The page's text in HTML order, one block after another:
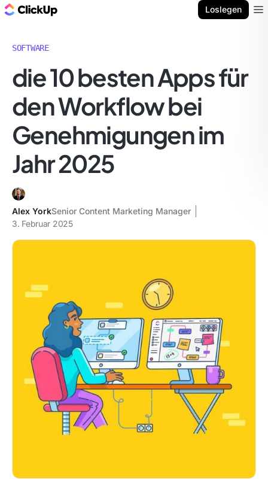
Loslegen
SOFTWARE
die 10 besten Apps für
den Workflow bei
Genehmigungen im
Jahr 2025
Alex YorkSenior Content Marketing Manager
3. Februar 2025